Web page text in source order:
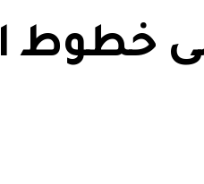
خطوط